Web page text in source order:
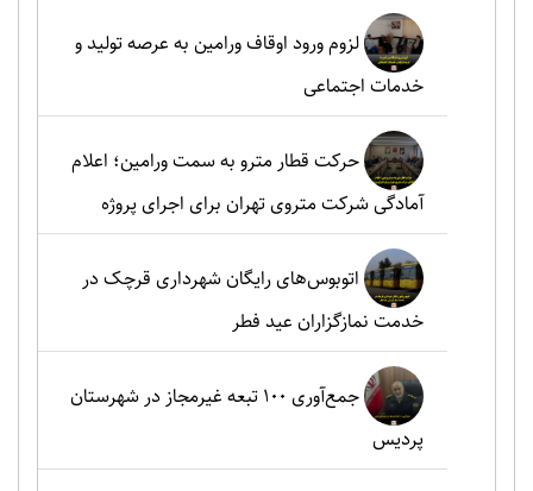
لزوم ورود اوقاف ورامین به عرصه تولید و
خدمات اجتماعی
حرکت قطار مترو به سمت ورامین؛ اعلام
آمادگی شرکت متروی تهران برای اجرای پروژه
اتوبوس‌های رایگان شهرداری قرچک در
خدمت نمازگزاران عید فطر
جمع‌آوری ۱۰۰ تبعه غیرمجاز در شهرستان
پردیس